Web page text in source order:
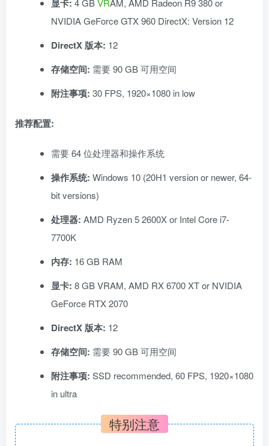
显卡: 4 GBVRAM, AMD Radeon R9 380 or
NVIDIA GeForce GTX 960 DirectX: Version 12
DirectX 版本: 12
存储空间: 需要 90 GB 可用空间
附注事项: 30 FPS, 1920×1080 in low
推荐配置:
需要 64 位处理器和操作系统
操作系统: Windows 10 (20H1 version or newer, 64-
bit versions)
处理器: AMD Ryzen 5 2600X or Intel Core i7-
7700K
内存: 16 GB RAM
显卡: 8 GB VRAM, AMD RX 6700 XT or NVIDIA
GeForce RTX 2070
DirectX 版本: 12
存储空间: 需要 90 GB 可用空间
附注事项: SSD recommended, 60 FPS, 1920×1080
in ultra
特别注意